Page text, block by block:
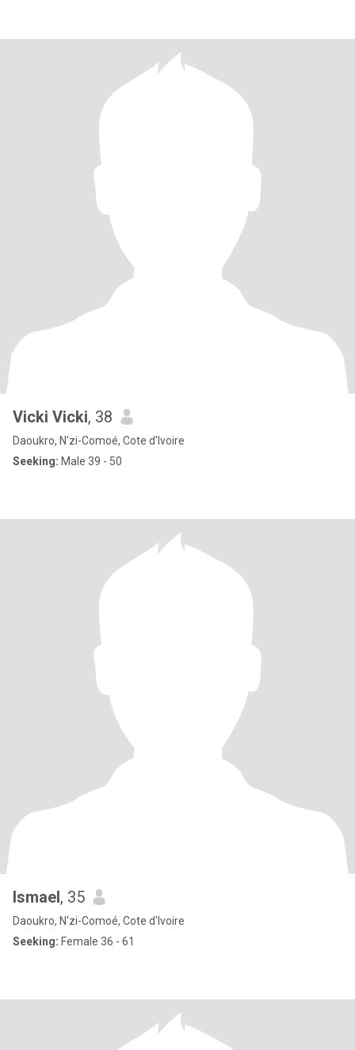
Vicki Vicki, 38
Daoukro, N'zi-Comoé, Cote d'Ivoire
Seeking: Male 39 - 50
Ismael, 35
Daoukro, N'zi-Comoé, Cote d'Ivoire
Seeking: Female 36 - 61